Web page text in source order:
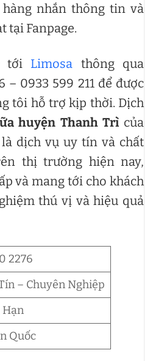
hàng nhắn thông tin và
tại Fanpage.
tới Limosa thông qua
– 0933 599 211 để được
tôi hỗ trợ kịp thời. Dịch
huyện Thanh Trì của
dịch vụ uy tín và chất
thị trường hiện nay,
và mang tới cho khách
thú vị và hiệu quả
2276
– Chuyên Nghiệp
Hạn
Quốc